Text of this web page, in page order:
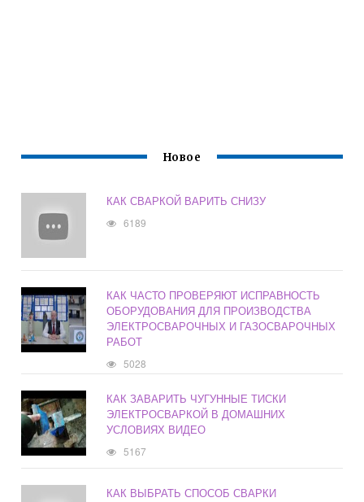
Новое
КАК СВАРКОЙ ВАРИТЬ СНИЗУ
6189
КАК ЧАСТО ПРОВЕРЯЮТ ИСПРАВНОСТЬ
ОБОРУДОВАНИЯ ДЛЯ ПРОИЗВОДСТВА
ЭЛЕКТРОСВАРОЧНЫХ И ГАЗОСВАРОЧНЫХ
РАБОТ
5028
КАК ЗАВАРИТЬ ЧУГУННЫЕ ТИСКИ
ЭЛЕКТРОСВАРКОЙ В ДОМАШНИХ
УСЛОВИЯХ ВИДЕО
5167
КАК ВЫБРАТЬ СПОСОБ СВАРКИ